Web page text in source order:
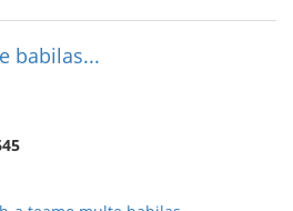
babilas...